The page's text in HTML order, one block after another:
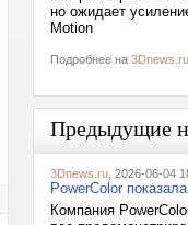
но ожидает
Motion
Подробнее на 3Dnews.ru
Предыдущие
3Dnews.ru , 2026-06-04
PowerColor
Компания